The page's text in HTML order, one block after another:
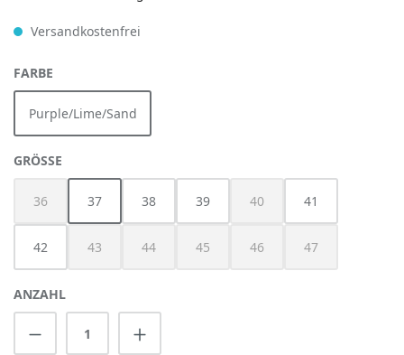
Versandkostenfrei
FARBE
Purple/Lime/Sand
GRÖSSE
36
(Diese Option ist zurzeit nicht verfügbar.)
37 38 39 40
(Diese Option ist zurzeit
41
42 43
(Diese Option ist zurzeit nicht verfügbar.)
44
(Diese Option ist zurzeit nicht verfügbar.)
45
(Diese Option ist zurzeit nicht
46
(Diese Option ist zurzeit
47
(Diese Option ist
ANZAHL
Produkt Anzahl: Gib den gewünschten